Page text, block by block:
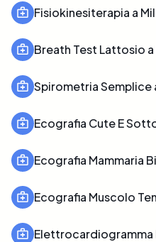
Fisiokinesiterapia a
Breath Test Lattosio a
Spirometria Semplice
Ecografia Cute E
Ecografia Mammaria
Ecografia Muscolo
Elettrocardiogramma